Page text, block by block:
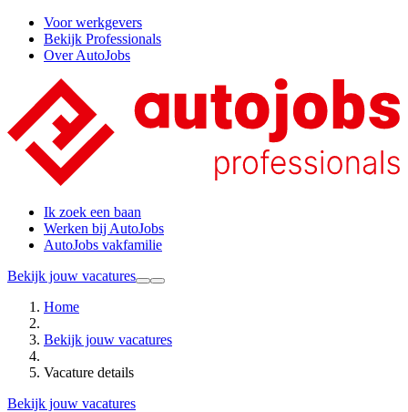
Voor werkgevers
Bekijk Professionals
Over AutoJobs
Ik zoek een baan
Werken bij AutoJobs
AutoJobs vakfamilie
Bekijk jouw vacatures
Home
Bekijk jouw vacatures
Vacature details
Bekijk jouw vacatures